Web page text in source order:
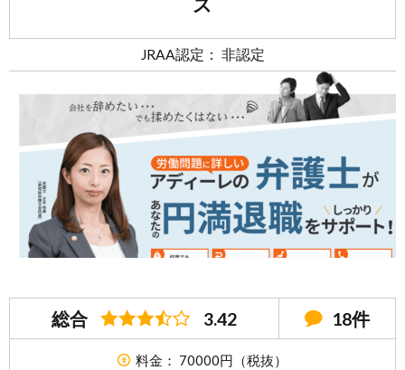
JRAA認定： 非認定
総合 3.42 18件
料金： 70000円（税抜）